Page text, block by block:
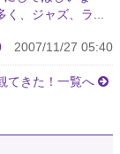
、ジャズ、ラ...
2007/11/27 05:40
てきた！一覧へ